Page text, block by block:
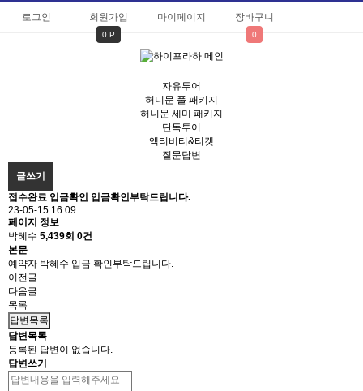
로그인 회원가입
0 P
마이페이지 장바구니
0
자유투어
허니문 풀 패키지
허니문 세미 패키지
단독투어
액티비티&티켓
질문답변
글쓰기
접수완료 입금확인 입금확인부탁드립니다.
23-05-15 16:09
페이지 정보
박혜수 5,439회 0건
본문
예약자 박혜수 입금 확인부탁드립니다.
이전글
다음글
목록
답변목록
답변목록
등록된 답변이 없습니다.
답변쓰기